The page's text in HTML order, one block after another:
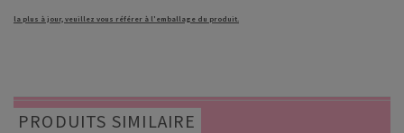
la plus à jour, veuillez vous référer à l'emballage du produit.
PRODUITS SIMILAIRE